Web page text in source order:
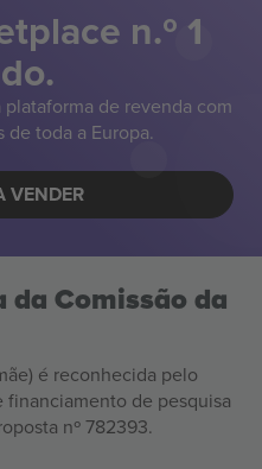
n.º 1
plataforma de revenda com
de toda a Europa.
VENDER
da Comissão da
é reconhecida pelo
de pesquisa
nº 782393.